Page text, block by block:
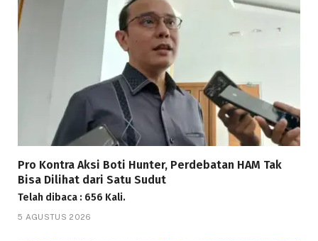
Pro Kontra Aksi Boti Hunter, Perdebatan HAM Tak
Bisa Dilihat dari Satu Sudut
Telah dibaca : 656 Kali.
5 AGUSTUS 2026